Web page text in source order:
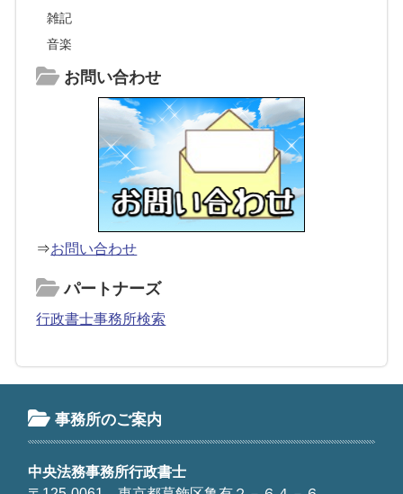
雑記
音楽
お問い合わせ
⇒お問い合わせ
パートナーズ
行政書士事務所検索
事務所のご案内
中央法務事務所行政書士